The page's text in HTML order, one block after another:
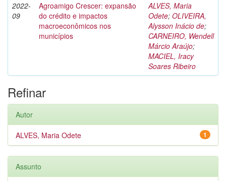
2022-
09
Agroamigo Crescer: expansão
do crédito e impactos
macroeconômicos nos
municípios
ALVES, Maria
Odete; OLIVEIRA,
Alysson Inácio de;
CARNEIRO, Wendell
Márcio Araújo;
MACIEL, Iracy
Soares Ribeiro
Refinar
Autor
1
ALVES, Maria Odete
Assunto